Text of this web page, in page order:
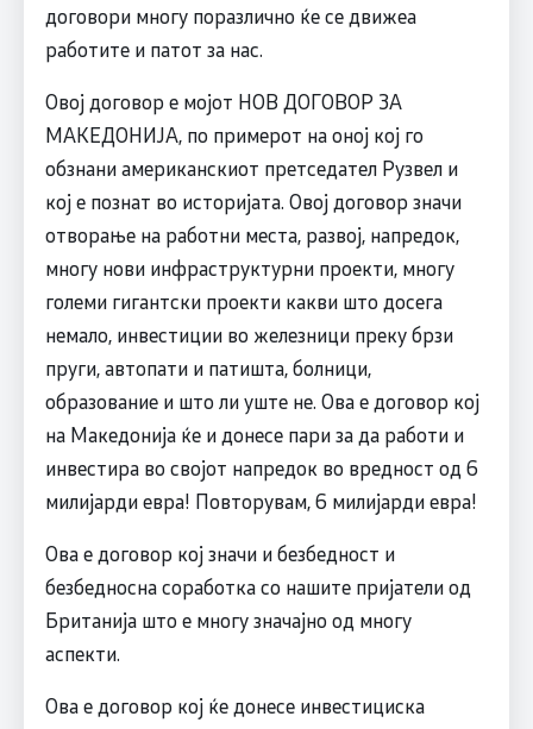
договори многу поразлично ќе се движеа
работите и патот за нас.
Овој договор е мојот НОВ ДОГОВОР ЗА
МАКЕДОНИЈА, по примерот на оној кој го
обзнани американскиот претседател Рузвел и
кој е познат во историјата. Овој договор значи
отворање на работни места, развој, напредок,
многу нови инфраструктурни проекти, многу
големи гигантски проекти какви што досега
немало, инвестиции во железници преку брзи
пруги, автопати и патишта, болници,
образование и што ли уште не. Ова е договор кој
на Македонија ќе и донесе пари за да работи и
инвестира во својот напредок во вредност од 6
милијарди евра! Повторувам, 6 милијарди евра!
Ова е договор кој значи и безбедност и
безбедносна соработка со нашите пријатели од
Британија што е многу значајно од многу
аспекти.
Ова е договор кој ќе донесе инвестициска